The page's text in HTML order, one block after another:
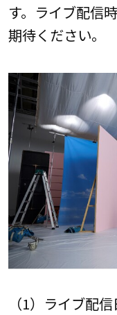
す。ライブ配信
期待ください。
（1）ライブ配